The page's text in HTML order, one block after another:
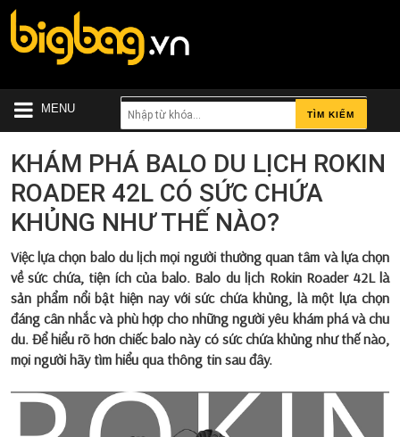
MENU TÌM KIẾM
KHÁM PHÁ BALO DU LỊCH ROKIN
ROADER 42L CÓ SỨC CHỨA
KHỦNG NHƯ THẾ NÀO?
Việc lựa chọn balo du lịch mọi người thường quan tâm và lựa chọn
về sức chứa, tiện ích của balo. Balo du lịch Rokin Roader 42Llà
sản phẩm nổi bật hiện nay với sức chứa khủng, là một lựa chọn
đáng cân nhắc và phù hợp cho những người yêu khám phá và chu
du. Để hiểu rõ hơn chiếc balo này có sức chứa khủng như thế nào,
mọi người hãy tìm hiểu qua thông tin sau đây.